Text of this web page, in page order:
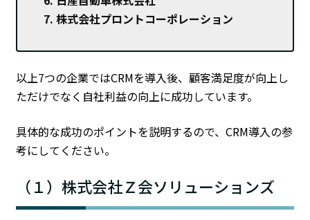
株式会社プロントコーポレーション
以上7つの企業ではCRMを導入後、顧客満足度が向上し
ただけでなく自社利益の向上に成功しています。
具体的な成功のポイントを説明するので、CRM導入の参
考にしてください。
（１）株式会社Ｚ会ソリューションズ